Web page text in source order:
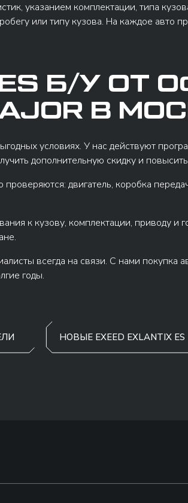
указанием комплектации, типа
или типу кузова. На каждое авто
Б/У ОТ
В
условиях. У нас действуют
дополнительную скидку и
двигатель, коробка
к кузову, комплектации, приводу и
всегда на связи. С нами покупка
годы.
НОВЫЕ EXEED EXLANTIX ES